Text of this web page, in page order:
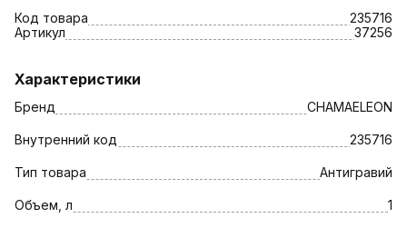
Код товара
235716
Артикул
37256
Характеристики
Бренд CHAMAELEON
Внутренний код 235716
Тип товара Антигравий
Объем, л 1